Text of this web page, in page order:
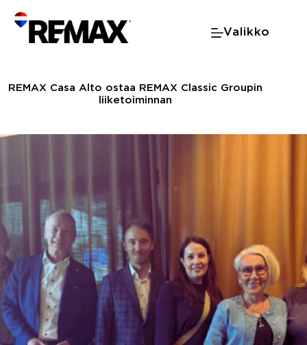
content
Valikko
REMAX Casa Alto ostaa REMAX Classic Groupin
liiketoiminnan